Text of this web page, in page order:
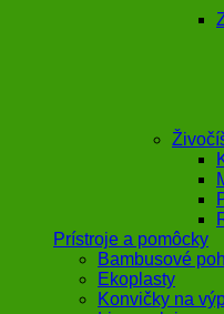
Prístroje a pomôcky
Bambusové
Ekoplasty
Konvičky na